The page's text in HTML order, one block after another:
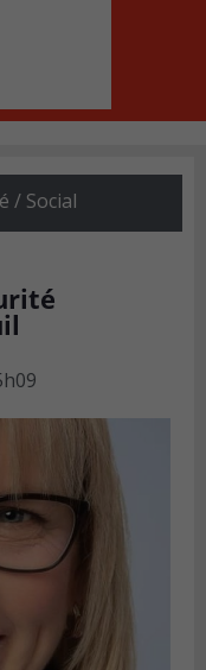
/ Social